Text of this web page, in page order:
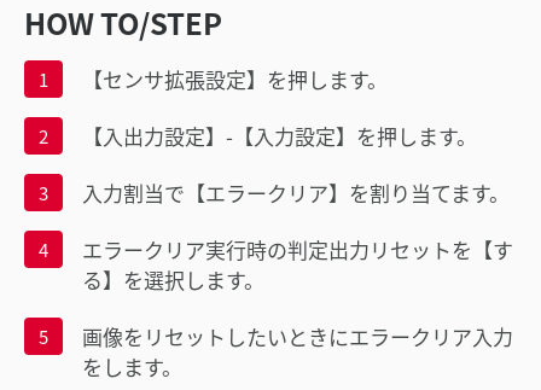
HOW TO/STEP
1 【センサ拡張設定】を押します。
2 【入出力設定】-【入力設定】を押します。
3 入力割当で【エラークリア】を割り当てます。
4
エラークリア実行時の判定出力リセットを【す
る】を選択します。
5
画像をリセットしたいときにエラークリア入力
をします。